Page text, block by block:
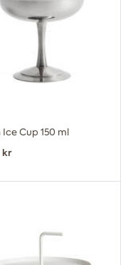
Cup 150 ml
kr